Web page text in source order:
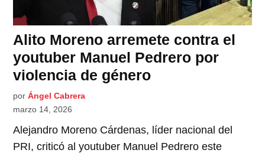
Alito Moreno arremete contra el
youtuber Manuel Pedrero por
violencia de género
por Ángel Cabrera
marzo 14, 2026
Alejandro Moreno Cárdenas, líder nacional del
PRI, criticó al youtuber Manuel Pedrero este